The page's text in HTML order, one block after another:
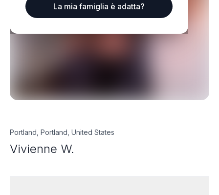
La mia famiglia è adatta?
Portland, Portland, United States
Vivienne W.